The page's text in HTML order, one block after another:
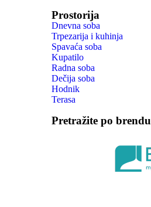
Prostorija
Dnevna soba
Trpezarija i kuhinja
Spavaća soba
Kupatilo
Radna soba
Dečija soba
Hodnik
Terasa
Pretražite po brendu